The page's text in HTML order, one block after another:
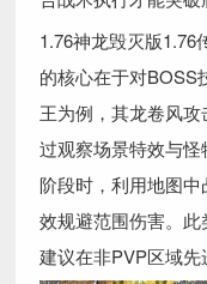
1.76神龙毁灭版1.76
的核心在于对BOSS
王为例，其龙卷风
过观察场景特效与
阶段时，利用地图
效规避范围伤害。此
建议在非PVP区域先